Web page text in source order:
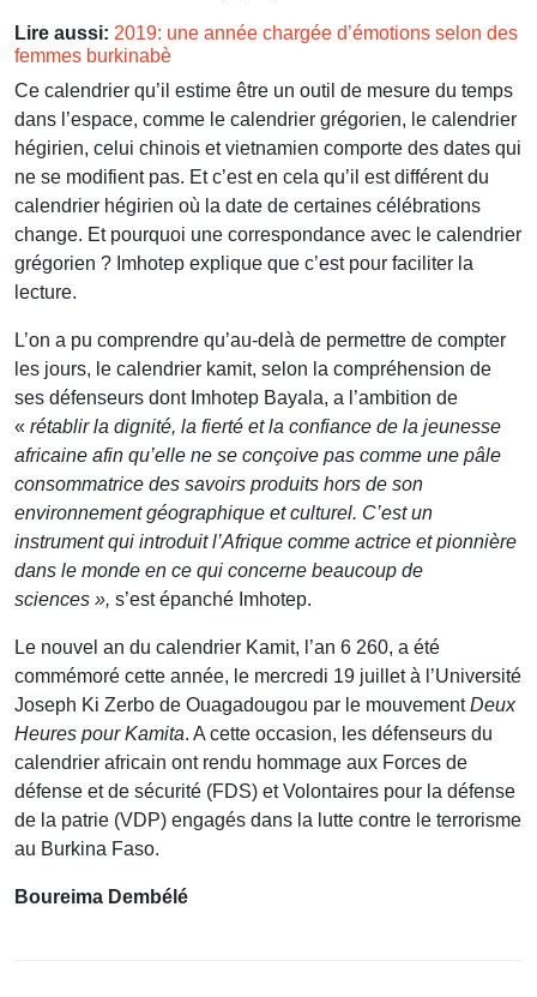
Lire aussi: 2019: une année chargée d’émotions selon des
femmes burkinabè
Ce calendrier qu’il estime être un outil de mesure du temps
dans l’espace, comme le calendrier grégorien, le calendrier
hégirien, celui chinois et vietnamien comporte des dates qui
ne se modifient pas. Et c’est en cela qu’il est différent du
calendrier hégirien où la date de certaines célébrations
change. Et pourquoi une correspondance avec le calendrier
grégorien ? Imhotep explique que c’est pour faciliter la
lecture.
L’on a pu comprendre qu’au-delà de permettre de compter
les jours, le calendrier kamit, selon la compréhension de
ses défenseurs dont Imhotep Bayala, a l’ambition de
« rétablir la dignité, la fierté et la confiance de la jeunesse
africaine afin qu’elle ne se conçoive pas comme une pâle
consommatrice des savoirs produits hors de son
environnement géographique et culturel. C’est un
instrument qui introduit l’Afrique comme actrice et pionnière
dans le monde en ce qui concerne beaucoup de
sciences », s’est épanché Imhotep.
Le nouvel an du calendrier Kamit, l’an 6 260, a été
commémoré cette année, le mercredi 19 juillet à l’Université
Joseph Ki Zerbo de Ouagadougou par le mouvementDeux
Heures pour Kamita. A cette occasion, les défenseurs du
calendrier africain ont rendu hommage aux Forces de
défense et de sécurité (FDS) et Volontaires pour la défense
de la patrie (VDP) engagés dans la lutte contre le terrorisme
au Burkina Faso.
Boureima Dembélé